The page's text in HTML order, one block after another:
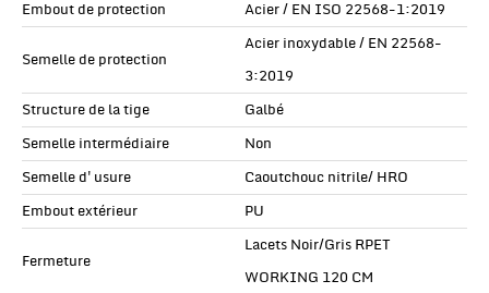
Embout de protection
Acier / EN ISO 22568-1:2019
Semelle de protection
Acier inoxydable / EN 22568-
3:2019
Structure de la tige
Galbé
Semelle intermédiaire
Non
Semelle d'usure
Caoutchouc nitrile/ HRO
Embout extérieur
PU
Fermeture
Lacets Noir/Gris RPET
WORKING 120 CM